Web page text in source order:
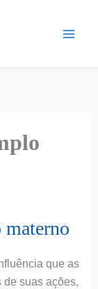
materno
que as
de suas ações,